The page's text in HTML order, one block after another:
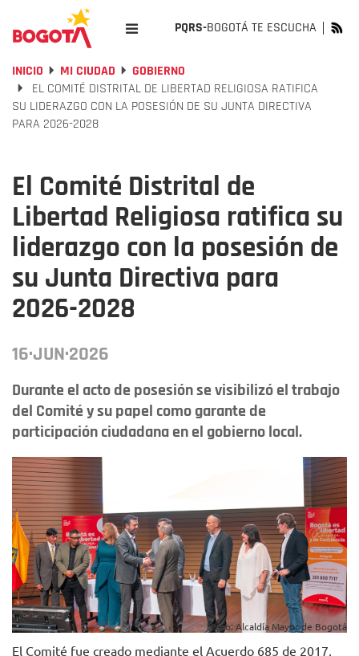
PQRS-BOGOTÁ TE ESCUCHA
INICIO MI CIUDAD
GOBIERNO
EL COMITÉ DISTRITAL DE LIBERTAD RELIGIOSA RATIFICA
SU LIDERAZGO CON LA POSESIÓN DE SU JUNTA DIRECTIVA
PARA 2026-2028
El Comité Distrital de
Libertad Religiosa ratifica su
liderazgo con la posesión de
su Junta Directiva para
2026-2028
16·JUN·2026
Durante el acto de posesión se visibilizó el trabajo
del Comité y su papel como garante de
participación ciudadana en el gobierno local.
Foto: Alcaldía Mayor de Bogotá
El Comité fue creado mediante el Acuerdo 685 de 2017,